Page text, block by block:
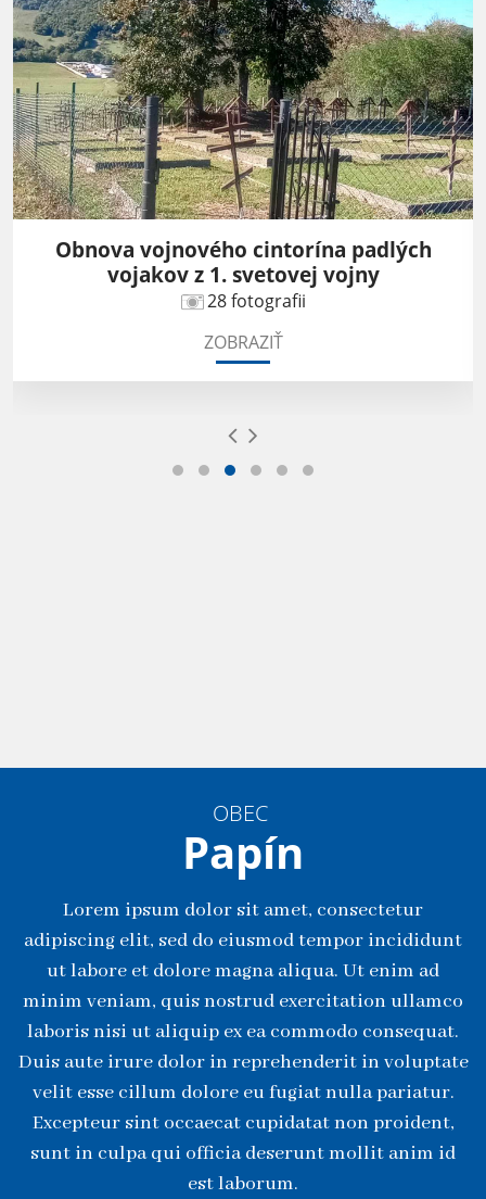
Obnova vojnového cintorína padlých
vojakov z 1. svetovej vojny
28 fotografii
ZOBRAZIŤ
OBEC
Papín
Lorem ipsum dolor sit amet, consectetur
adipiscing elit, sed do eiusmod tempor incididunt
ut labore et dolore magna aliqua. Ut enim ad
minim veniam, quis nostrud exercitation ullamco
laboris nisi ut aliquip ex ea commodo consequat.
Duis aute irure dolor in reprehenderit in voluptate
velit esse cillum dolore eu fugiat nulla pariatur.
Excepteur sint occaecat cupidatat non proident,
sunt in culpa qui officia deserunt mollit anim id
est laborum.